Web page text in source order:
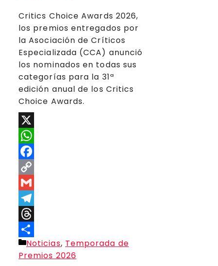
Critics Choice Awards 2026,
los premios entregados por
la Asociación de Críticos
Especializada (CCA) anunció
los nominados en todas sus
categorías para la 31ª
edición anual de los Critics
Choice Awards.
X
WhatsApp
Facebook
Copy
Link
Gmail
Telegram
Threads
Compartir
Categorías
Noticias, Temporada de
Premios 2026